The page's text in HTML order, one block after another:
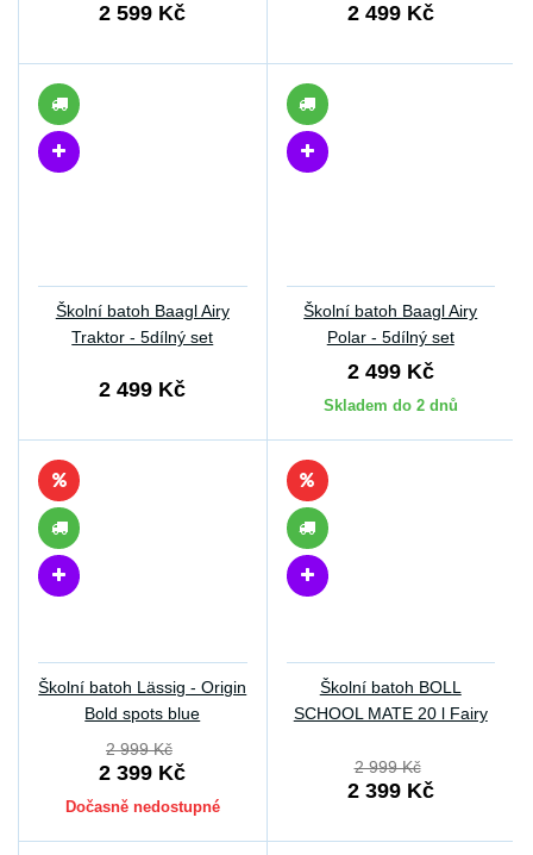
2 599 Kč 2 499 Kč
Školní batoh Baagl Airy
Traktor - 5dílný set
2 499 Kč
Školní batoh Baagl Airy
Polar - 5dílný set
2 499 Kč
Skladem do 2 dnů
Školní batoh Lässig - Origin
Bold spots blue
2 999 Kč
2 399 Kč
Dočasně nedostupné
Školní batoh BOLL
SCHOOL MATE 20 l Fairy
2 999 Kč
2 399 Kč